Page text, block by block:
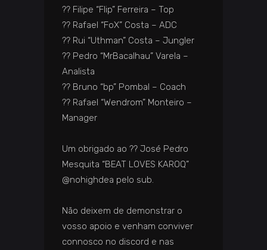
?? ️Filipe “Flip” Ferreira – Top
?? ️Rafael “FoX” Costa – ADC
?? ️Rui “Uthman” Costa – Jungler
?? ️Pedro “MrBacalhau” Varela –
Analista
?? ️Bruno “bp” Pombal – Coach
?? ️Rafael “Wendrom” Monteiro –
Manager
Um obrigado ao ?? ️José Pedro
Mesquita “BEAT LOVES KAROQ”
@nohighdea pelo sub.
Não deixem de demonstrar o
vosso apoio e venham conviver
connosco no discord e nas